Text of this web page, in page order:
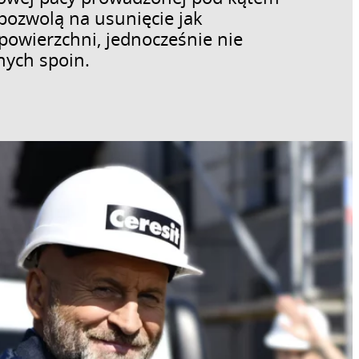
na usunięcie jak
jednocześnie nie
spoin.